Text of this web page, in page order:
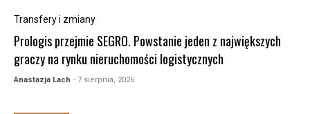
Transfery i zmiany
Prologis przejmie SEGRO. Powstanie jeden z największych
graczy na rynku nieruchomości logistycznych
Anastazja Lach - 7 sierpnia, 2026